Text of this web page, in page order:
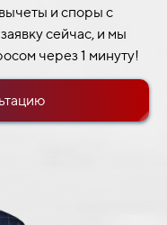
и споры с
сейчас, и мы
через 1 минуту!